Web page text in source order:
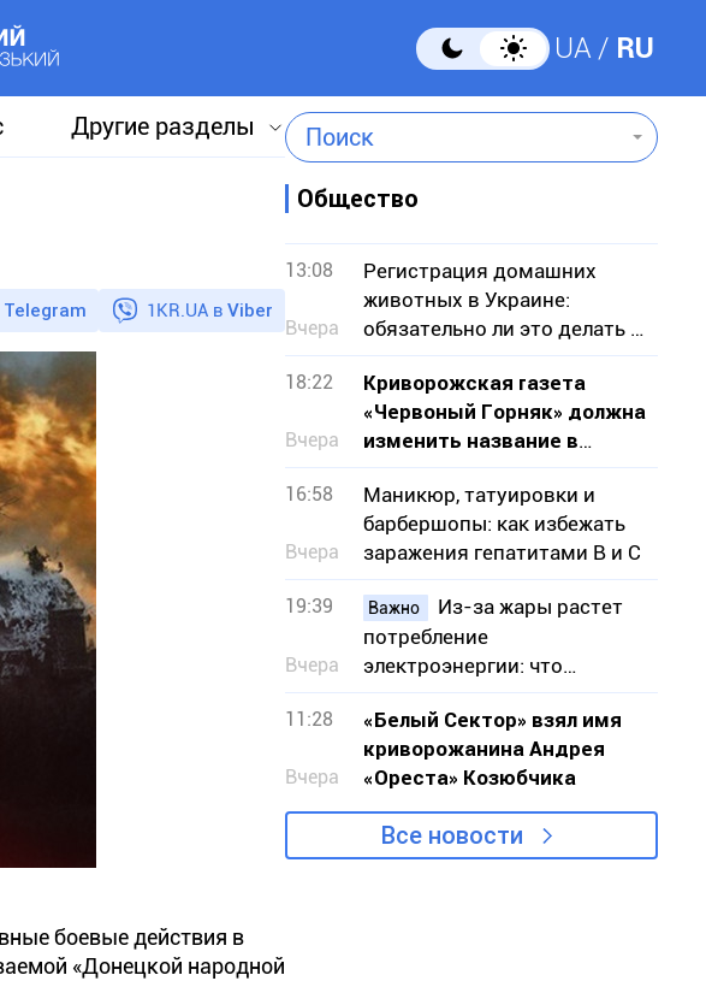
UA RU
Другие разделы Поиск
Telegram 1KR.UA в Viber
боевые действия в
«Донецкой народной
Общество
13:08
Вчера
Регистрация домашних
животных в Украине:
обязательно ли это делать и
что она дает
18:22
Вчера
Криворожская газета
«Червоный Горняк» должна
изменить название в
соответствии с законом о
деколонизации
16:58
Вчера
Маникюр, татуировки и
барбершопы: как избежать
заражения гепатитами В и С
19:39
Вчера
Важно
Из-за жары растет
потребление
электроэнергии: что
рекомендует Укрэнерго
11:28
Вчера
«Белый Сектор» взял имя
криворожанина Андрея
«Ореста» Козюбчика
Все новости